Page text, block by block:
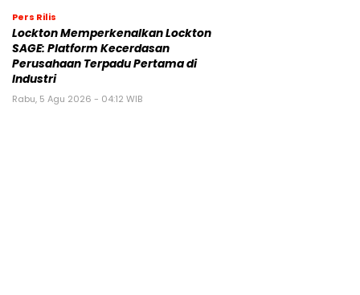
Pers Rilis
Lockton Memperkenalkan Lockton
SAGE: Platform Kecerdasan
Perusahaan Terpadu Pertama di
Industri
Rabu, 5 Agu 2026 - 04:12 WIB